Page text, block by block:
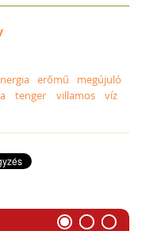
erőmű
megújuló
tenger villamos
víz